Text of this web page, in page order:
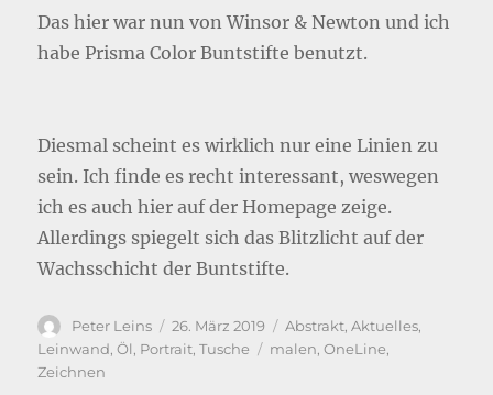
Das hier war nun von Winsor & Newton und ich
habe Prisma Color Buntstifte benutzt.
Diesmal scheint es wirklich nur eine Linien zu
sein. Ich finde es recht interessant, weswegen
ich es auch hier auf der Homepage zeige.
Allerdings spiegelt sich das Blitzlicht auf der
Wachsschicht der Buntstifte.
Autor
Peter Leins
Veröffentlicht
am
26. März 2019 Kategorien
Abstrakt,Aktuelles,
Leinwand,Öl, Portrait,Tusche Schlagwörter
malen,OneLine,
Zeichnen